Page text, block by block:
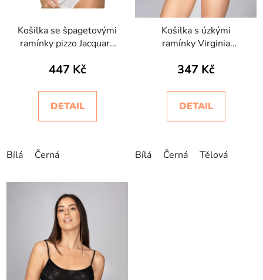
Košilka se špagetovými
ramínky pizzo Jacquard
447 Kč
DETAIL
Bílá Černá
Košilka s úzkými
ramínky Virginia
347 Kč
DETAIL
Bílá Černá Tělová